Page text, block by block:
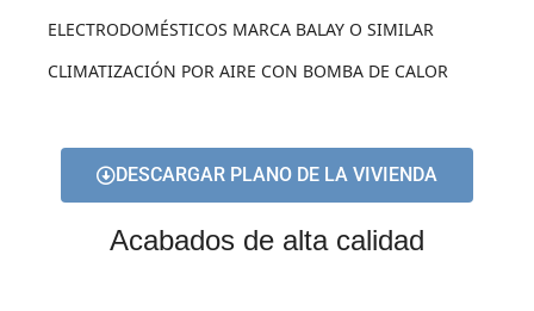
ELECTRODOMÉSTICOS MARCA BALAY O SIMILAR
CLIMATIZACIÓN POR AIRE CON BOMBA DE CALOR
DESCARGAR PLANO DE LA VIVIENDA